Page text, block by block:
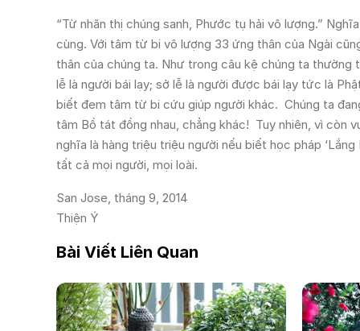
“Từ nhãn thị chúng sanh, Phước tụ hải vô lượng.”
cùng. Với tâm từ bi vô lượng 33 ứng thân của Ngài
thân của chúng ta. Như trong câu kệ chúng ta thường
lễ là người bái lạy; sở lễ là người được bái lạy tức là
biết đem tâm từ bi cứu giúp người khác. Chúng ta
tâm Bồ tát đồng nhau, chẳng khác! Tuy nhiên, vì
nghĩa là hàng triệu triệu người nếu biết học pháp
tất cả mọi người, mọi loài.
San Jose, tháng 9, 2014
Thiện Ý
Bài Viết Liên Quan